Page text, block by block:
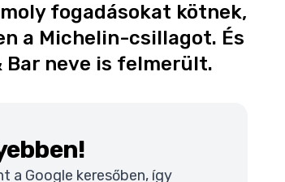
fogadásokat kötnek,
a Michelin-csillagot. És
neve is felmerült.
a Google keresőben, így